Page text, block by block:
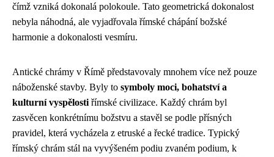
čímž vzniká dokonalá polokoule. Tato geometrická dokonalost
nebyla náhodná, ale vyjadřovala římské chápání božské
harmonie a dokonalosti vesmíru.
Antické chrámy v Římě představovaly mnohem více než pouze
náboženské stavby. Byly to symboly moci, bohatství a
kulturní vyspělosti římské civilizace. Každý chrám byl
zasvěcen konkrétnímu božstvu a stavěl se podle přísných
pravidel, která vycházela z etruské a řecké tradice. Typický
římský chrám stál na vyvýšeném podiu zvaném podium, k